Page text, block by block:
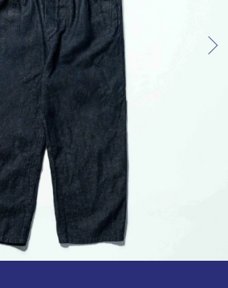
Privacy Policy